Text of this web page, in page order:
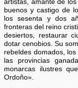
artistas, amante de
buenos y castigo de
los sesenta y dos
fronteras del reino
desiertos, restaurar
dotar cenobios. Su
rebeldes domados,
las provincias
monarcas ilustres
Ordoño».